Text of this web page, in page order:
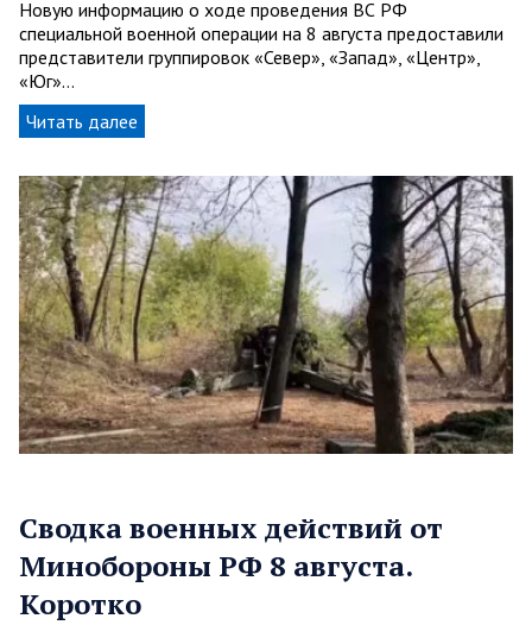
Новую информацию о ходе проведения ВС РФ
специальной военной операции на 8 августа предоставили
представители группировок «Север», «Запад», «Центр»,
«Юг»…
Читать далее
Сводка военных действий от
Минобороны РФ 8 августа.
Коротко